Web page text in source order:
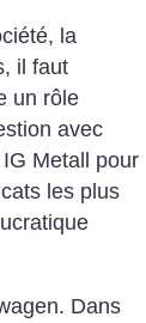
la
il faut
un rôle
avec
Metall pour
les plus
Dans